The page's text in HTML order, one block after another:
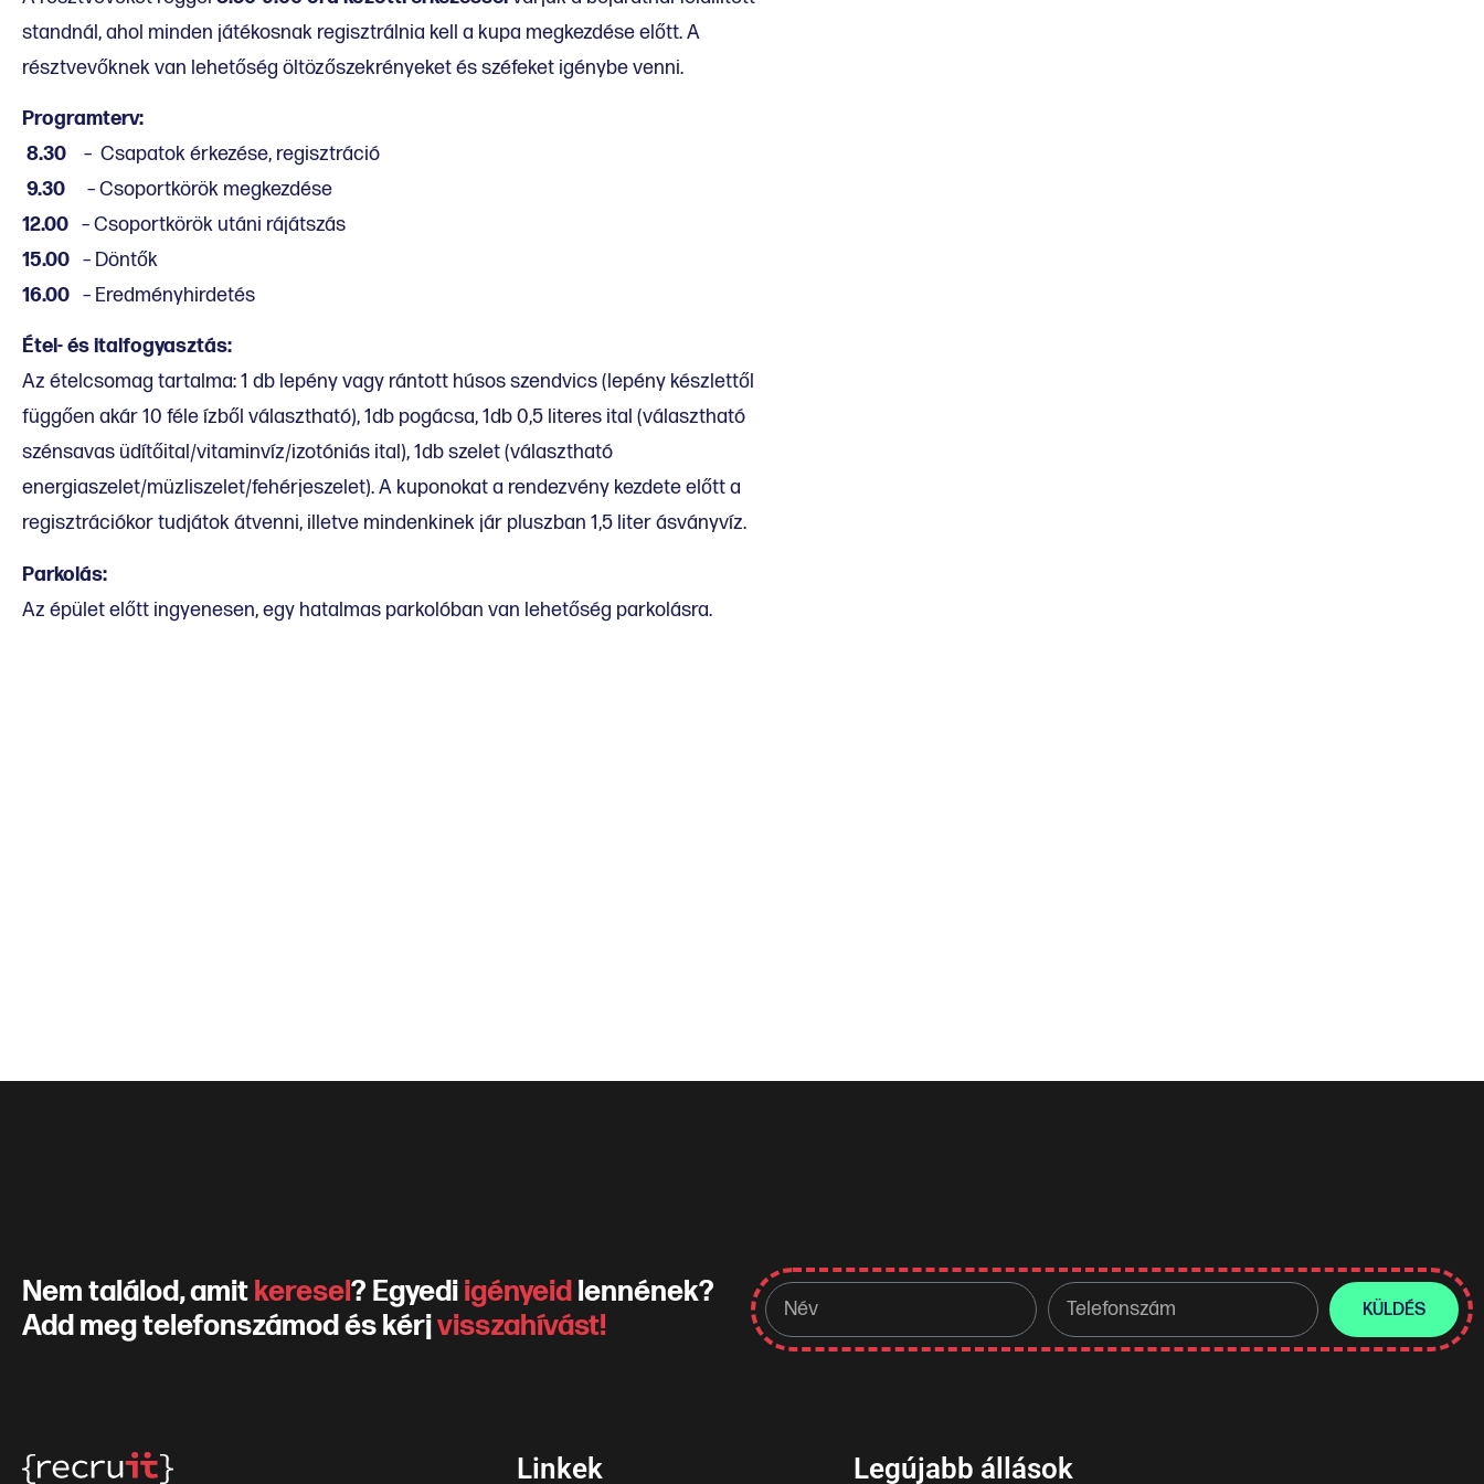
standnál, ahol minden játékosnak regisztrálnia kell a kupa megkezdése előtt. A
résztvevőknek van lehetőség öltözőszekrényeket és széfeket igénybe venni.
Programterv:
8.30 – Csapatok érkezése, regisztráció
9.30 – Csoportkörök megkezdése
12.00 – Csoportkörök utáni rájátszás
15.00 – Döntők
16.00 – Eredményhirdetés
Étel- és italfogyasztás:
Az ételcsomag tartalma: 1 db lepény vagy rántott húsos szendvics (lepény készlettől
függően akár 10 féle ízből választható), 1db pogácsa, 1db 0,5 literes ital (választható
szénsavas üdítőital/vitaminvíz/izotóniás ital), 1db szelet (választható
energiaszelet/müzliszelet/fehérjeszelet). A kuponokat a rendezvény kezdete előtt a
regisztrációkor tudjátok átvenni, illetve mindenkinek jár pluszban 1,5 liter ásványvíz.
Parkolás:
Az épület előtt ingyenesen, egy hatalmas parkolóban van lehetőség parkolásra.
Nem találod, amitkeresel? Egyediigényeidlennének?
Add meg telefonszámod és kérjvisszahívást! KÜLDÉS
Linkek Legújabb állások